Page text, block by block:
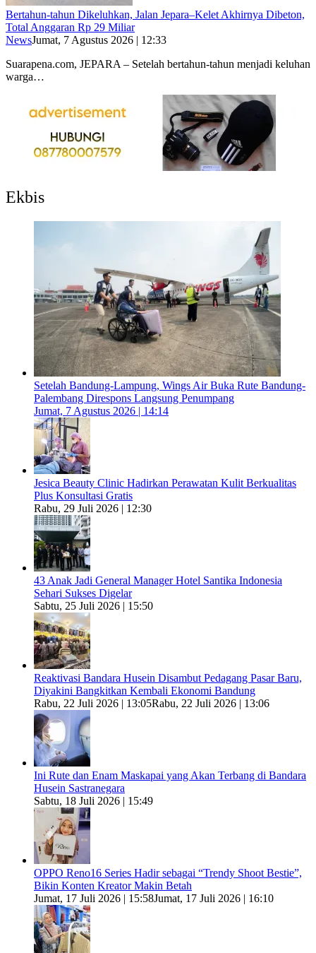
Bertahun-tahun Dikeluhkan, Jalan Jepara–Kelet Akhirnya Dibeton,
Total Anggaran Rp 29 Miliar
NewsJumat, 7 Agustus 2026 | 12:33
Suarapena.com, JEPARA – Setelah bertahun-tahun menjadi keluhan
warga…
Ekbis
Setelah Bandung-Lampung, Wings Air Buka Rute Bandung-
Palembang Direspons Langsung Penumpang
Jumat, 7 Agustus 2026 | 14:14
Jesica Beauty Clinic Hadirkan Perawatan Kulit Berkualitas
Plus Konsultasi Gratis
Rabu, 29 Juli 2026 | 12:30
43 Anak Jadi General Manager Hotel Santika Indonesia
Sehari Sukses Digelar
Sabtu, 25 Juli 2026 | 15:50
Reaktivasi Bandara Husein Disambut Pedagang Pasar Baru,
Diyakini Bangkitkan Kembali Ekonomi Bandung
Rabu, 22 Juli 2026 | 13:05Rabu, 22 Juli 2026 | 13:06
Ini Rute dan Enam Maskapai yang Akan Terbang di Bandara
Husein Sastranegara
Sabtu, 18 Juli 2026 | 15:49
OPPO Reno16 Series Hadir sebagai “Trendy Shoot Bestie”,
Bikin Konten Kreator Makin Betah
Jumat, 17 Juli 2026 | 15:58Jumat, 17 Juli 2026 | 16:10